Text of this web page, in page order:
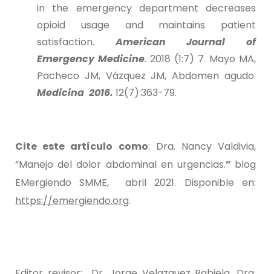
in the emergency department decreases
opioid usage and maintains patient
satisfaction.American Journal of
Emergency Medicine. 2018 (1:7) 7. Mayo MA,
Pacheco JM, Vázquez JM, Abdomen agudo.
Medicina 2016. 12(7):363-79.
Cite este artículo como: Dra. Nancy Valdivia,
“Manejo del dolor abdominal en urgencias.” blog
EMergiendo SMME, abril 2021. Disponible en:
https://emergiendo.org.